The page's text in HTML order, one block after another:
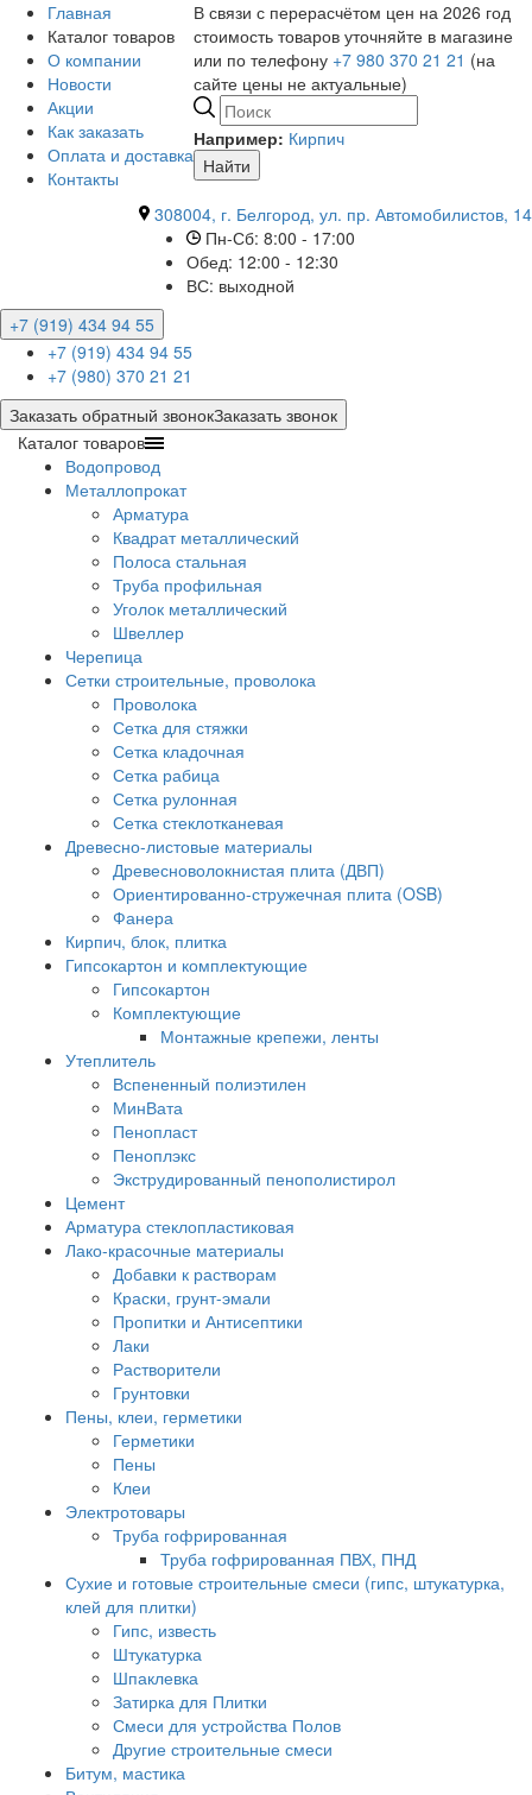
Главная
Каталог товаров
О компании
Новости
Акции
Как заказать
Оплата и доставка
Контакты
308004, г. Белгород, ул. пр. Автомобилистов, 14
Пн-Сб: 8:00 - 17:00
Обед: 12:00 - 12:30
ВС: выходной
В связи с перерасчётом цен на 2026 год
стоимость товаров уточняйте в магазине
или по телефону +7 980 370 21 21 (на
сайте цены не актуальные)
Например: Кирпич
Найти
+7 (919) 434 94 55
+7 (919) 434 94 55
+7 (980) 370 21 21
Заказать обратный звонокЗаказать звонок
Каталог товаров
Водопровод
Металлопрокат
Арматура
Квадрат металлический
Полоса стальная
Труба профильная
Уголок металлический
Швеллер
Черепица
Сетки строительные, проволока
Проволока
Сетка для стяжки
Сетка кладочная
Сетка рабица
Сетка рулонная
Сетка стеклотканевая
Древесно-листовые материалы
Древесноволокнистая плита (ДВП)
Ориентированно-стружечная плита (OSB)
Фанера
Кирпич, блок, плитка
Гипсокартон и комплектующие
Гипсокартон
Комплектующие
Монтажные крепежи, ленты
Утеплитель
Вспененный полиэтилен
МинВата
Пенопласт
Пеноплэкс
Экструдированный пенополистирол
Цемент
Арматура стеклопластиковая
Лако-красочные материалы
Добавки к растворам
Краски, грунт-эмали
Пропитки и Антисептики
Лаки
Растворители
Грунтовки
Пены, клеи, герметики
Герметики
Пены
Клеи
Электротовары
Труба гофрированная
Труба гофрированная ПВХ, ПНД
Сухие и готовые строительные смеси (гипс, штукатурка,
клей для плитки)
Гипс, известь
Штукатурка
Шпаклевка
Затирка для Плитки
Смеси для устройства Полов
Другие строительные смеси
Битум, мастика